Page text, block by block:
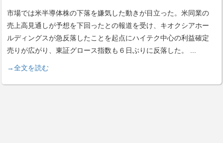
市場では米半導体株の下落を嫌気した動きが目立った。米同業の
売上高見通しが予想を下回ったとの報道を受け、キオクシアホー
ルディングスが急反落したことを起点にハイテク中心の利益確定
売りが広がり、東証グロース指数も６日ぶりに反落した。
→全文を読む